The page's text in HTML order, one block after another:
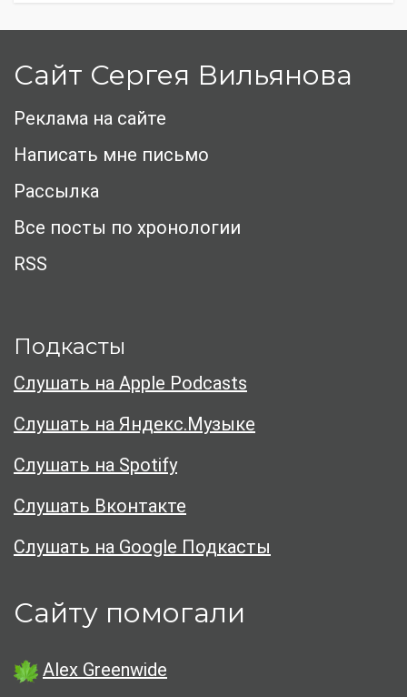
Сайт Сергея Вильянова
Реклама на сайте
Написать мне письмо
Рассылка
Все посты по хронологии
RSS
Подкасты
Слушать на Apple Podcasts
Слушать на Яндекс.Музыке
Слушать на Spotify
Слушать Вконтакте
Слушать на Google Подкасты
Сайту помогали
Alex Greenwide